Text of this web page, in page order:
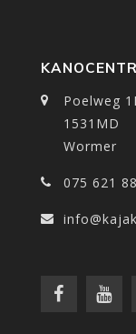
Poelweg
1531MD
Wormer
075 621